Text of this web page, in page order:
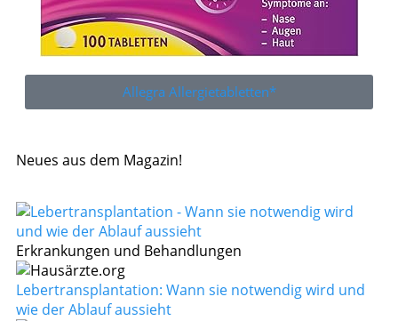
Allegra Allergietabletten*
Neues aus dem Magazin!
Erkrankungen und Behandlungen
Lebertransplantation: Wann sie notwendig wird und
wie der Ablauf aussieht